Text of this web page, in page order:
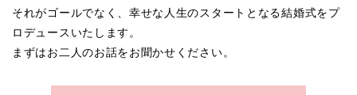
それがゴールでなく、幸せな人生のスタートとなる結婚式をプ
ロデュースいたします。
まずはお二人のお話をお聞かせください。